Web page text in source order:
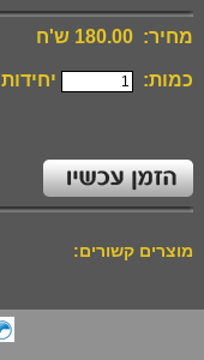
מחיר: 180.00 ש'ח
כמות: יחידות
מוצרים קשורים: